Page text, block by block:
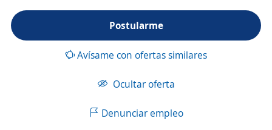
Postularme
Avísame con ofertas similares
Ocultar oferta
Denunciar empleo